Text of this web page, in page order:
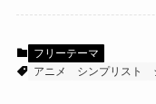
フリーテーマ
アニメ
シンプリスト